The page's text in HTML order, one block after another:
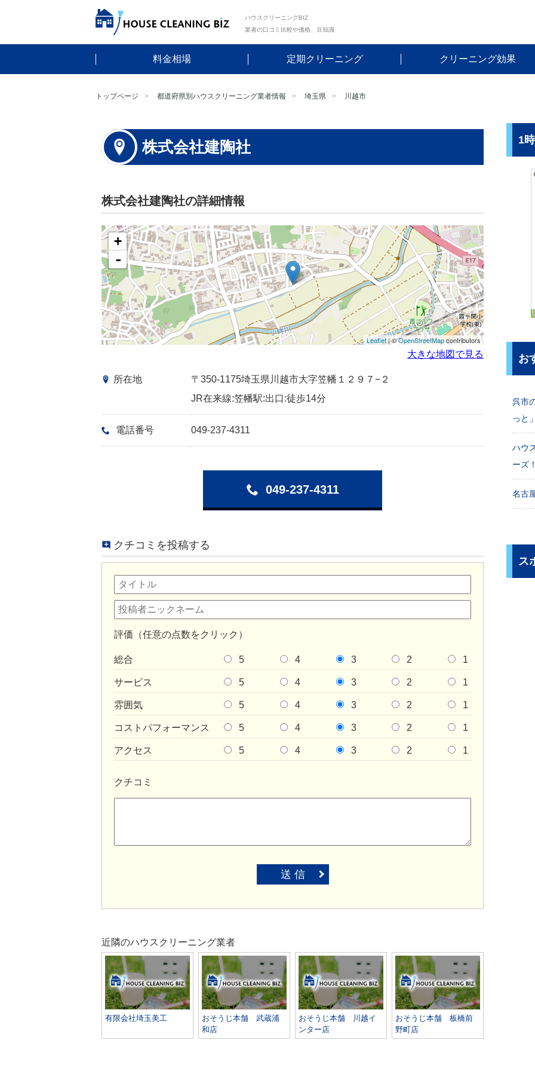
ハウスクリーニングBIZ
業者の口コミ比較や価格、豆知識
料金相場 定期クリーニング クリーニング効果
トップページ 都道府県別ハウスクリーニング業者情報 埼玉県 川越市
株式会社建陶社
株式会社建陶社の詳細情報
+
-
Leaflet| ©OpenStreetMapcontributors
大きな地図で見る
所在地
〒350-1175埼玉県川越市大字笠幡１２９７−２
JR在来線:笠幡駅:出口:徒歩14分
電話番号 049-237-4311
049-237-4311
クチコミを投稿する
評価（任意の点数をクリック）
総合 5 4 3 2 1
サービス 5 4 3 2 1
雰囲気 5 4 3 2 1
コストパフォーマンス 5 4 3 2 1
アクセス 5 4 3 2 1
クチコミ
送 信
近隣のハウスクリーニング業者
有限会社埼玉美工
おそうじ本舗 武蔵浦
和店
おそうじ本舗 川越イ
ンター店
おそうじ本舗 板橋前
野町店
1
お
呉市
っと」
ハウ
ーズ！
名古
ス